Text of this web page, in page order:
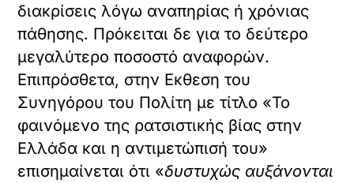
διακρίσεις λόγω αναπηρίας ή χρόνιας
πάθησης. Πρόκειται δε για το δεύτερο
μεγαλύτερο ποσοστό αναφορών.
Επιπρόσθετα, στην Εκθεση του
Συνηγόρου του Πολίτη με τίτλο «Το
φαινόμενο της ρατσιστικής βίας στην
Ελλάδα και η αντιμετώπισή του»
επισημαίνεται ότι «δυστυχώς αυξάνονται